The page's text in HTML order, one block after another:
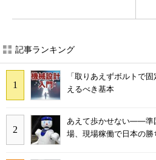
記事ランキング
「取りあえずボルトで
えるべき基本
あえて歩かせない――準
場、現場稼働で日本の勝